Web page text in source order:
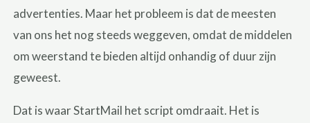
advertenties. Maar het probleem is dat de meesten
van ons het nog steeds weggeven, omdat de middelen
om weerstand te bieden altijd onhandig of duur zijn
geweest.
Dat is waar StartMail het script omdraait. Het is